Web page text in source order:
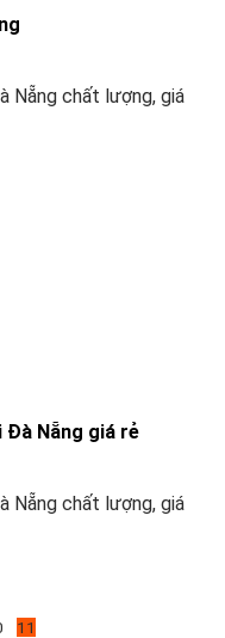
Nẵng chất lượng, giá
Đà Nẵng giá rẻ
Nẵng chất lượng, giá
11